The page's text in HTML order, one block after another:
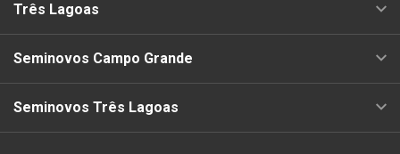
Três Lagoas
Seminovos Campo Grande
Seminovos Três Lagoas